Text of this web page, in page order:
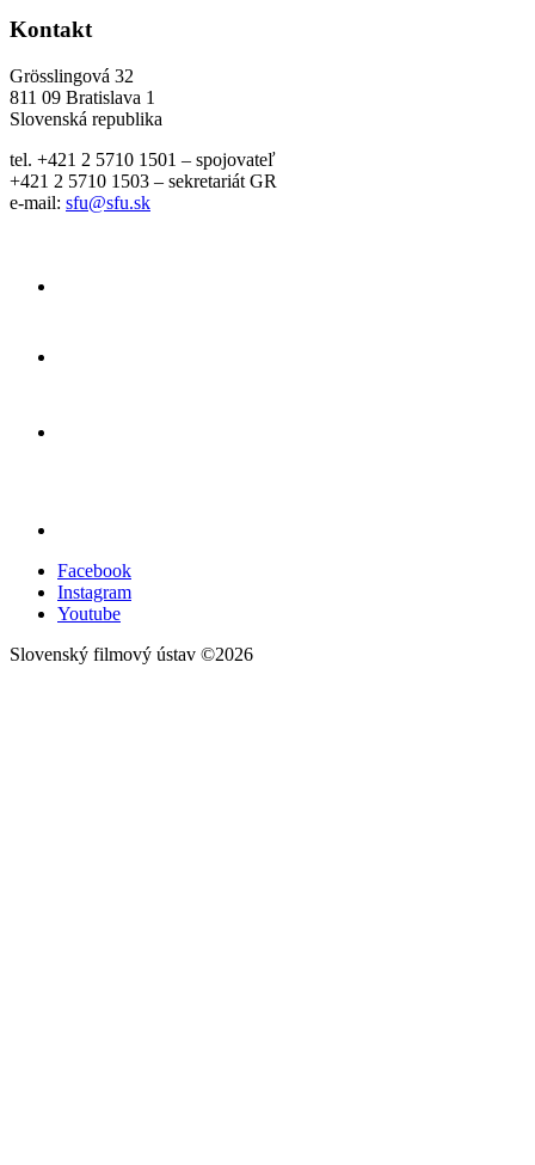
Kontakt
Grösslingová 32
811 09 Bratislava 1
Slovenská republika
tel. +421 2 5710 1501 – spojovateľ
+421 2 5710 1503 – sekretariát GR
e-mail: sfu@sfu.sk
Facebook
Instagram
Youtube
Slovenský filmový ústav ©2026